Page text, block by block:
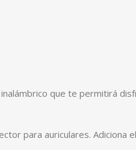
que te permitirá
para auriculares.